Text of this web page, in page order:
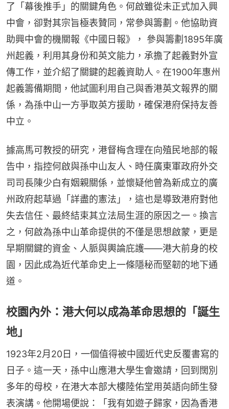
了「幕後推手」的關鍵角色。何啟雖從未正式加入興
中會，卻對其宗旨極表贊同，常參與籌劃。他協助資
助興中會的機關報《中國日報》， 參與籌劃1895年廣
州起義，利用其身份和英文能力，承擔了起義對外宣
傳工作，並介紹了關鍵的起義資助人。在1900年惠州
起義籌備期間，他試圖利用自己與香港英文報界的關
係，為孫中山一方爭取英方援助，確保港府保持友善
中立。
據高馬可教授的研究，港督梅含理在向殖民地部的報
告中，指控何啟與孫中山友人、時任廣東軍政府外交
司司長陳少白有姻親關係，並懷疑他曾為新成立的廣
州政府起草過「詳盡的憲法」，這也是導致港府對他
失去信任、最終結束其立法局生涯的原因之一。換言
之，何啟為孫中山革命提供的不僅是思想啟蒙，更是
早期關鍵的資金、人脈與輿論庇護——港大前身的校
園，因此成為近代革命史上一條隱秘而堅韌的地下通
道。
校園內外：港大何以成為革命思想的「誕生
地」
1923年2月20日，一個值得被中國近代史反覆書寫的
日子。這一天，孫中山應港大學生會邀請，回到闊別
多年的母校，在港大本部大樓陸佑堂用英語向師生發
表演講。他開場便說：「我有如遊子歸家，因為香港